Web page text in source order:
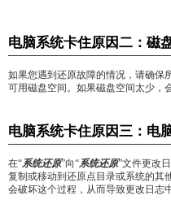
电脑系统卡住原因二：磁
如果您遇到还原故障的情况，请确保
可用磁盘空间。如果磁盘空间太少，
电脑系统卡住原因三：电
在“系统还原”向“系统还原”文件更改
复制或移动到还原点目录或系统的其
会破坏这个过程，从而导致更改日志